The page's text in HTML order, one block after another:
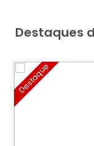
Destaques
Destaque